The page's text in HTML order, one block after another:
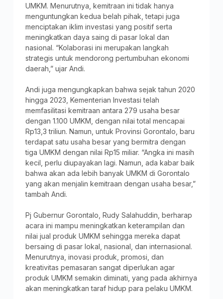
UMKM. Menurutnya, kemitraan ini tidak hanya
menguntungkan kedua belah pihak, tetapi juga
menciptakan iklim investasi yang positif serta
meningkatkan daya saing di pasar lokal dan
nasional. “Kolaborasi ini merupakan langkah
strategis untuk mendorong pertumbuhan ekonomi
daerah,” ujar Andi.
Andi juga mengungkapkan bahwa sejak tahun 2020
hingga 2023, Kementerian Investasi telah
memfasilitasi kemitraan antara 279 usaha besar
dengan 1.100 UMKM, dengan nilai total mencapai
Rp13,3 triliun. Namun, untuk Provinsi Gorontalo, baru
terdapat satu usaha besar yang bermitra dengan
tiga UMKM dengan nilai Rp15 miliar. “Angka ini masih
kecil, perlu diupayakan lagi. Namun, ada kabar baik
bahwa akan ada lebih banyak UMKM di Gorontalo
yang akan menjalin kemitraan dengan usaha besar,”
tambah Andi.
Pj Gubernur Gorontalo, Rudy Salahuddin, berharap
acara ini mampu meningkatkan keterampilan dan
nilai jual produk UMKM sehingga mereka dapat
bersaing di pasar lokal, nasional, dan internasional.
Menurutnya, inovasi produk, promosi, dan
kreativitas pemasaran sangat diperlukan agar
produk UMKM semakin diminati, yang pada akhirnya
akan meningkatkan taraf hidup para pelaku UMKM.